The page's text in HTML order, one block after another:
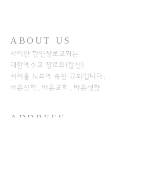
ABOUT US
사이판 한인장로교회는
대한예수교 장로회(합신)
서서울 노회에 속한 교회입니다.
바른신학, 바른교회, 바른생활
ADDRESS